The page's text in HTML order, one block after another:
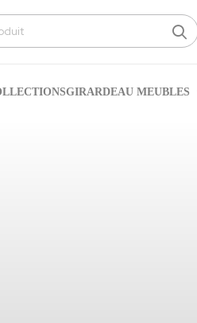
GIRARDEAU MEUBLES